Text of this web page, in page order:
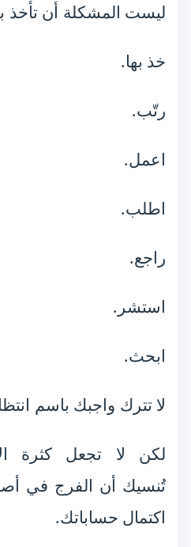
ليست المشكلة أن تأخذ
خذ بها.
رتّب.
اعمل.
اطلب.
راجع.
استشر.
ابحث.
لا تترك واجبك باسم
لكن لا تجعل كثرة
تُنسيك أن الفرج في
اكتمال حساباتك.